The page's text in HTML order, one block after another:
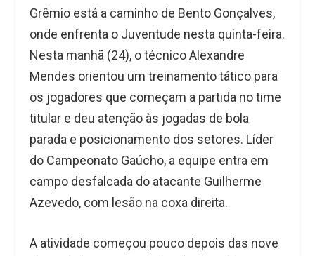
Grêmio está a caminho de Bento Gonçalves,
onde enfrenta o Juventude nesta quinta-feira.
Nesta manhã (24), o técnico Alexandre
Mendes orientou um treinamento tático para
os jogadores que começam a partida no time
titular e deu atenção às jogadas de bola
parada e posicionamento dos setores. Líder
do Campeonato Gaúcho, a equipe entra em
campo desfalcada do atacante Guilherme
Azevedo, com lesão na coxa direita.
A atividade começou pouco depois das nove